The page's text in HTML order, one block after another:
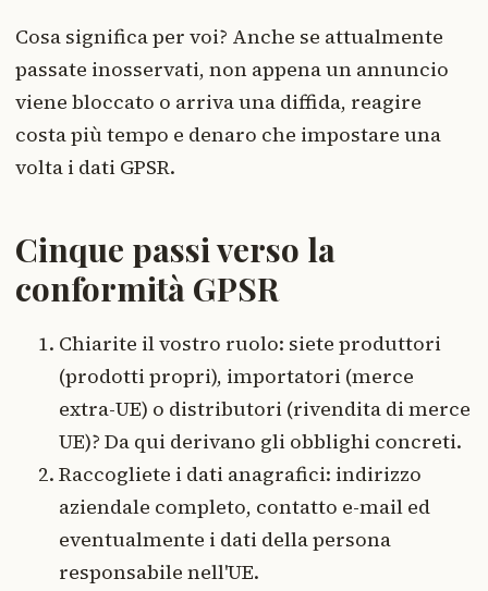
Cosa significa per voi? Anche se attualmente
passate inosservati, non appena un annuncio
viene bloccato o arriva una diffida, reagire
costa più tempo e denaro che impostare una
volta i dati GPSR.
Cinque passi verso la
conformità GPSR
Chiarite il vostro ruolo: siete produttori
(prodotti propri), importatori (merce
extra-UE) o distributori (rivendita di merce
UE)? Da qui derivano gli obblighi concreti.
Raccogliete i dati anagrafici: indirizzo
aziendale completo, contatto e-mail ed
eventualmente i dati della persona
responsabile nell'UE.